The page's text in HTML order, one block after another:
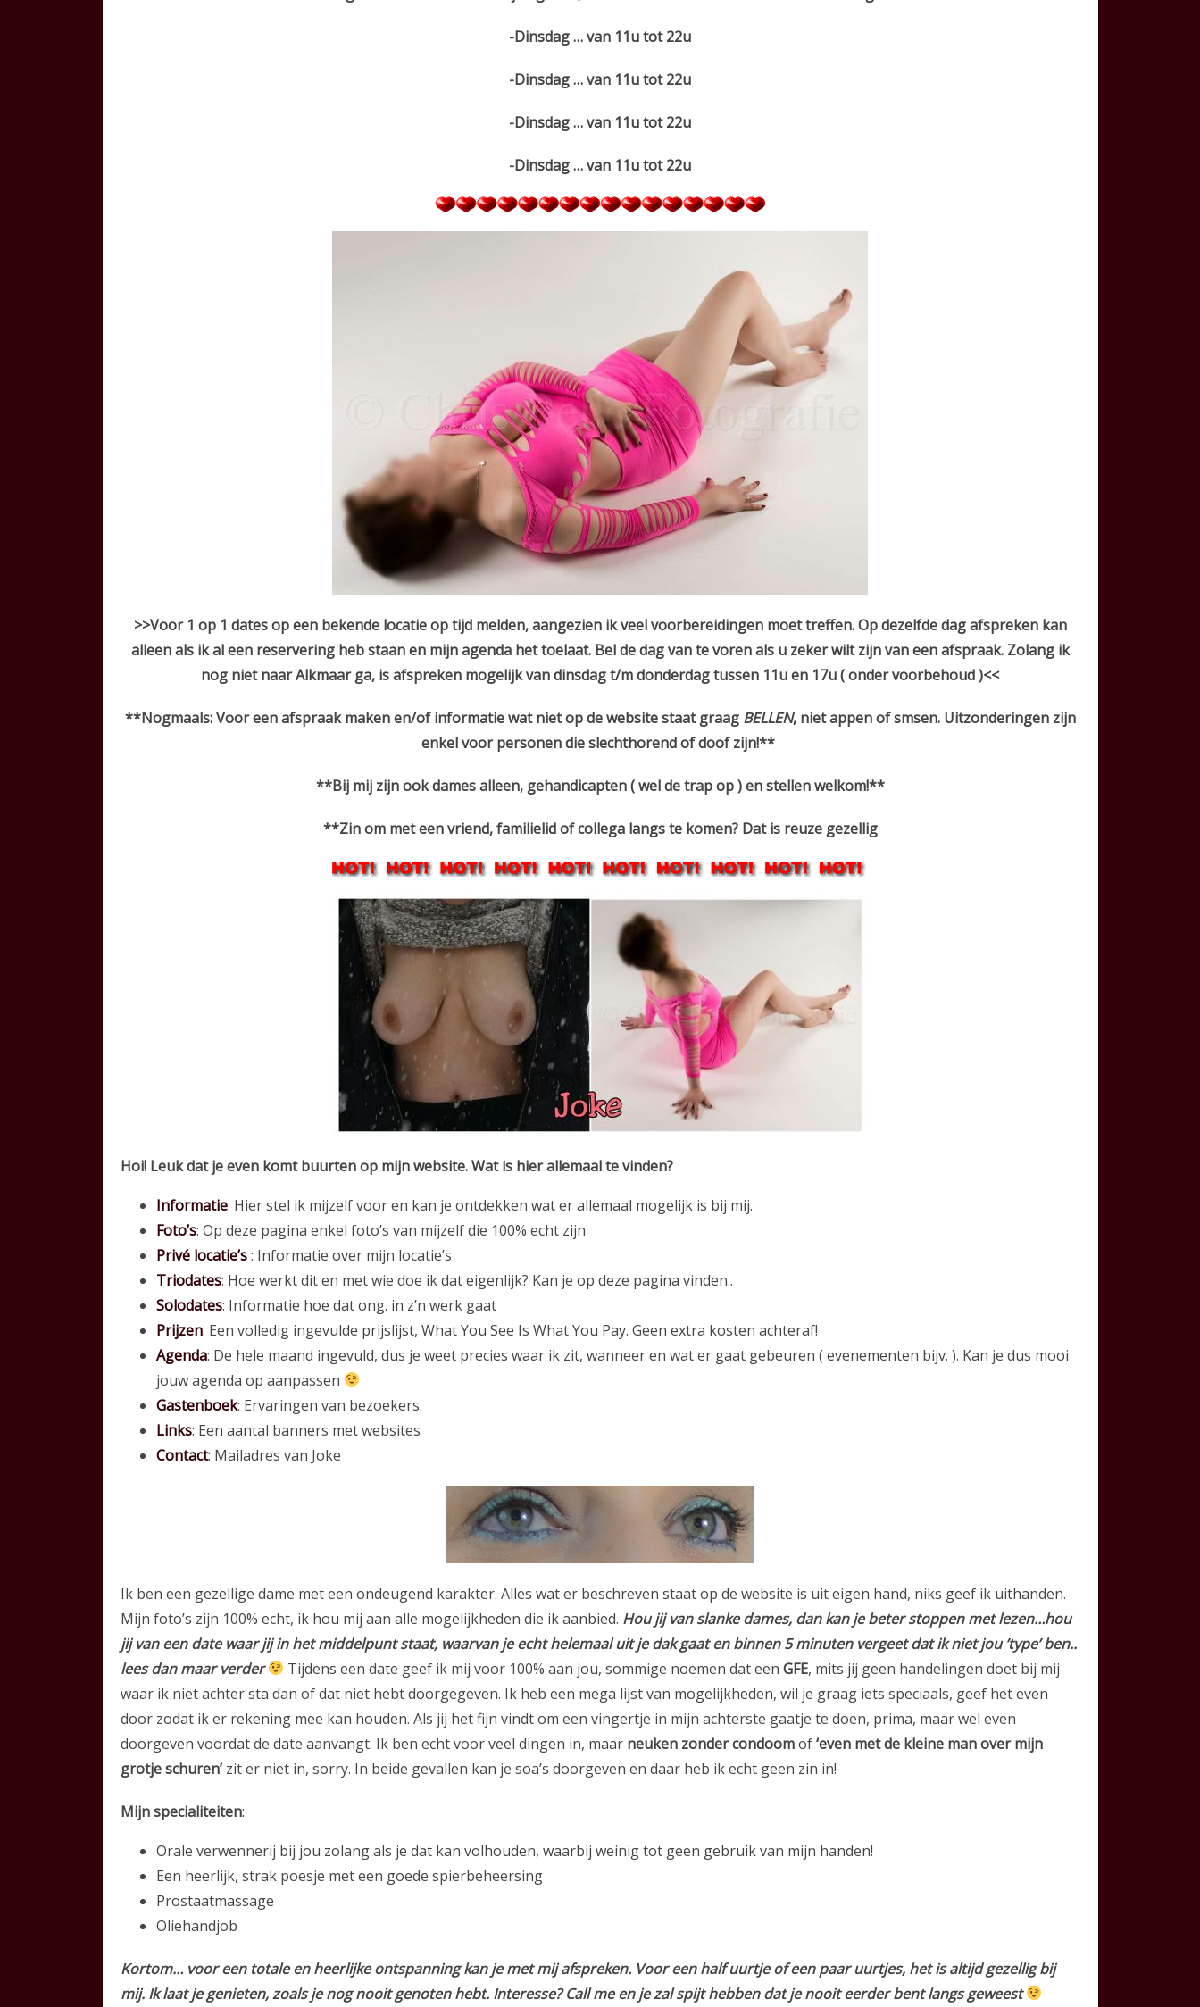
-Dinsdag … van 11u tot 22u
-Dinsdag … van 11u tot 22u
-Dinsdag … van 11u tot 22u
-Dinsdag … van 11u tot 22u
>>Voor 1 op 1 dates op een bekende locatie op tijd melden, aangezien ik veel voorbereidingen moet treffen. Op dezelfde dag afspreken kan
alleen als ik al een reservering heb staan en mijn agenda het toelaat. Bel de dag van te voren als u zeker wilt zijn van een afspraak. Zolang ik
nog niet naar Alkmaar ga, is afspreken mogelijk van dinsdag t/m donderdag tussen 11u en 17u ( onder voorbehoud )<<
**Nogmaals: Voor een afspraak maken en/of informatie wat niet op de website staat graag BELLEN, niet appen of smsen. Uitzonderingen zijn
enkel voor personen die slechthorend of doof zijn!**
**Bij mij zijn ook dames alleen, gehandicapten ( wel de trap op ) en stellen welkom!**
**Zin om met een vriend, familielid of collega langs te komen? Dat is reuze gezellig
Hoi! Leuk dat je even komt buurten op mijn website. Wat is hier allemaal te vinden?
Informatie: Hier stel ik mijzelf voor en kan je ontdekken wat er allemaal mogelijk is bij mij.
Foto’s: Op deze pagina enkel foto’s van mijzelf die 100% echt zijn
Privé locatie’s: Informatie over mijn locatie’s
Triodates: Hoe werkt dit en met wie doe ik dat eigenlijk? Kan je op deze pagina vinden..
Solodates: Informatie hoe dat ong. in z’n werk gaat
Prijzen: Een volledig ingevulde prijslijst, What You See Is What You Pay. Geen extra kosten achteraf!
Agenda: De hele maand ingevuld, dus je weet precies waar ik zit, wanneer en wat er gaat gebeuren ( evenementen bijv. ). Kan je dus mooi
jouw agenda op aanpassen
Gastenboek: Ervaringen van bezoekers.
Links: Een aantal banners met websites
Contact: Mailadres van Joke
Ik ben een gezellige dame met een ondeugend karakter. Alles wat er beschreven staat op de website is uit eigen hand, niks geef ik uithanden.
Mijn foto’s zijn 100% echt, ik hou mij aan alle mogelijkheden die ik aanbied. Hou jij van slanke dames, dan kan je beter stoppen met lezen…hou
jij van een date waar jij in het middelpunt staat, waarvan je echt helemaal uit je dak gaat en binnen 5 minuten vergeet dat ik niet jou ’type’ ben..
lees dan maar verder
Tijdens een date geef ik mij voor 100% aan jou, sommige noemen dat een GFE, mits jij geen handelingen doet bij mij
waar ik niet achter sta dan of dat niet hebt doorgegeven. Ik heb een mega lijst van mogelijkheden, wil je graag iets speciaals, geef het even
door zodat ik er rekening mee kan houden. Als jij het fijn vindt om een vingertje in mijn achterste gaatje te doen, prima, maar wel even
doorgeven voordat de date aanvangt. Ik ben echt voor veel dingen in, maar neuken zonder condoomof‘even met de kleine man over mijn
grotje schuren’zit er niet in, sorry. In beide gevallen kan je soa’s doorgeven en daar heb ik echt geen zin in!
Mijn specialiteiten:
Orale verwennerij bij jou zolang als je dat kan volhouden, waarbij weinig tot geen gebruik van mijn handen!
Een heerlijk, strak poesje met een goede spierbeheersing
Prostaatmassage
Oliehandjob
Kortom… voor een totale en heerlijke ontspanning kan je met mij afspreken. Voor een half uurtje of een paar uurtjes, het is altijd gezellig bij
mij. Ik laat je genieten, zoals je nog nooit genoten hebt. Interesse? Call me en je zal spijt hebben dat je nooit eerder bent langs geweest